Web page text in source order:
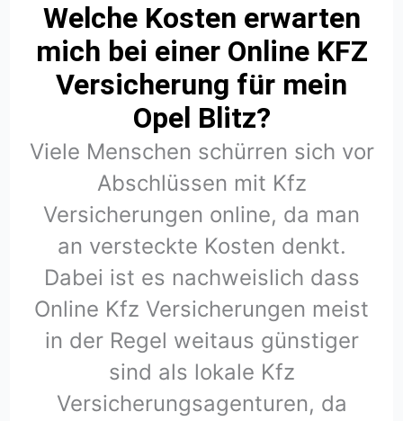
Welche Kosten erwarten
mich bei einer Online KFZ
Versicherung für mein
Opel Blitz?
Viele Menschen schürren sich vor
Abschlüssen mit Kfz
Versicherungen online, da man
an versteckte Kosten denkt.
Dabei ist es nachweislich dass
Online Kfz Versicherungen meist
in der Regel weitaus günstiger
sind als lokale Kfz
Versicherungsagenturen, da